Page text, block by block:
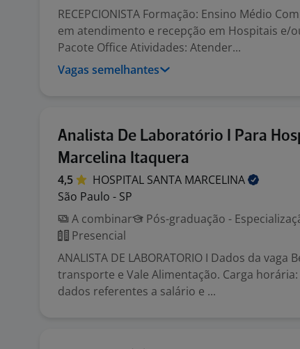
RECEPCIONISTA Formação: Ensino Médio
em atendimento e recepção em Hospitais e/
Pacote Office Atividades: Atender...
Vagas semelhantes
Analista De Laboratório I Para
Marcelina Itaquera
4,5 HOSPITAL SANTA MARCELINA
São Paulo - SP
A combinar
Pós-graduação -
Presencial
ANALISTA DE LABORATORIO I Dados da vaga
transporte e Vale Alimentação. Carga horária:
dados referentes a salário e ...